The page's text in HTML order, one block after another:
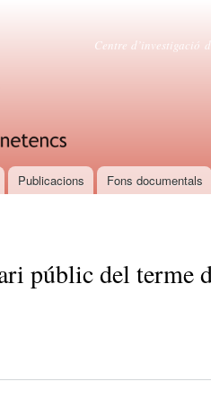
Centre
Centre
Publicacions Fons documentals
públic del terme